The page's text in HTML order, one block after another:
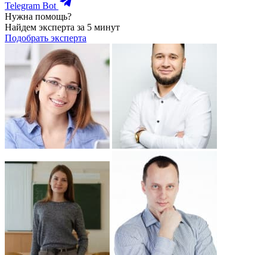
Telegram Bot
Нужна помощь?
Найдем эксперта за 5 минут
Подобрать эксперта